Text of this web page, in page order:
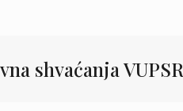
shvaćanja